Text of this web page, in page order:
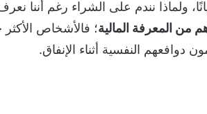
ولماذا نندم على الشراء رغم أننا
من المعرفة المالية؛ فالأشخاص
دوافعهم النفسية أثناء الإنفاق.